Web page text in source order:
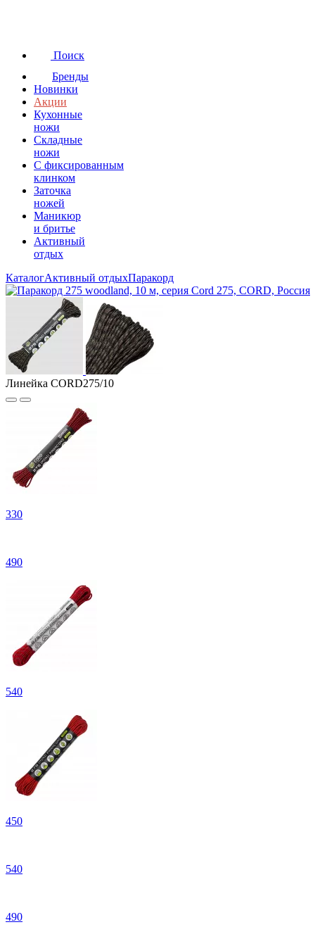
Поиск
Бренды
Новинки
Акции
Кухонные
ножи
Складные
ножи
C фиксированным
клинком
Заточка
ножей
Маникюр
и бритье
Активный
отдых
КаталогАктивный отдыхПаракорд
Линейка CORD275/10
330
490
540
450
540
490